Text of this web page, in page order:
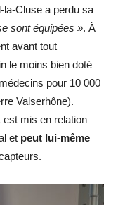
la-Cluse a perdu sa
sont équipées ». À
avant tout
le moins bien doté
pour 10 000
Valserhône).
est mis en relation
et peut lui-même